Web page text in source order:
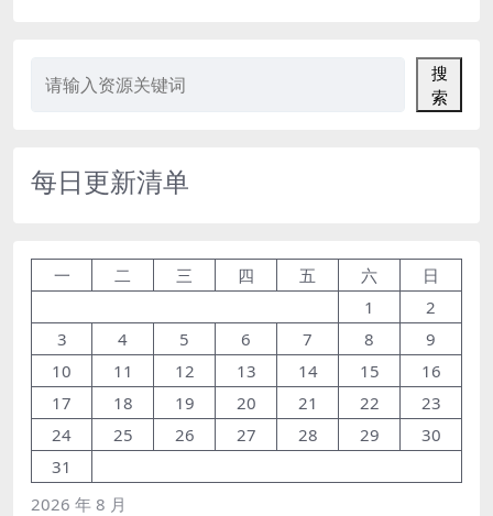
搜
索
每日更新清单
2026 年 8 月
一 二 三 四 五 六
日
1
2
3
4 5 6 7 8
9
10
11 12 13 14 15
16
17
18 19 20 21 22
23
24
25 26 27 28 29
30
31